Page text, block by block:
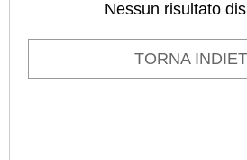
Nessun risultato
TORNA